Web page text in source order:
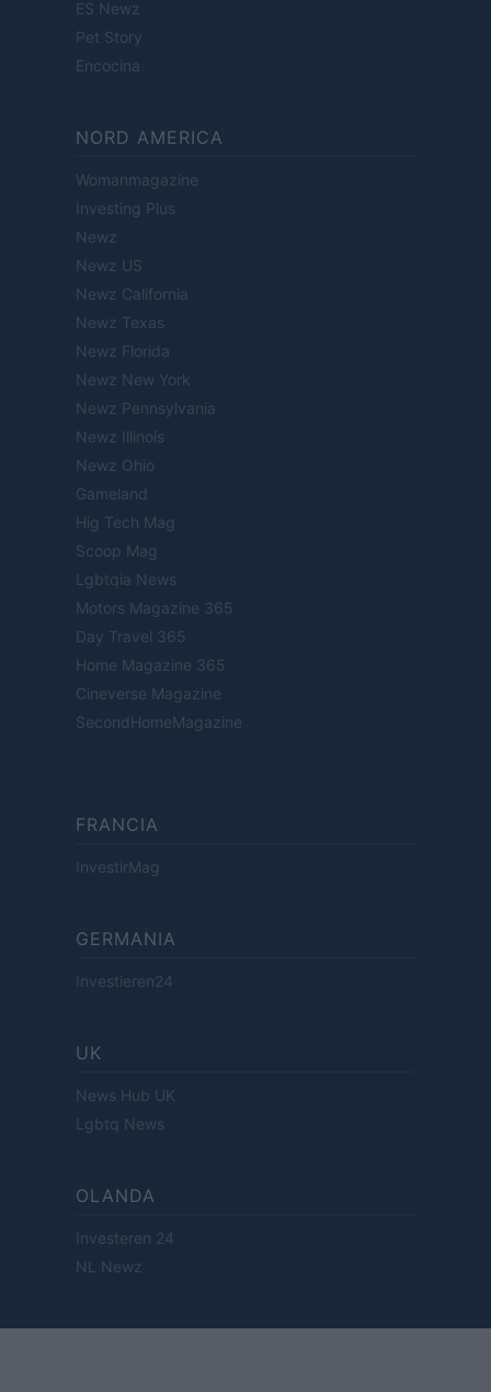
ES Newz
Pet Story
Encocina
NORD AMERICA
Womanmagazine
Investing Plus
Newz
Newz US
Newz California
Newz Texas
Newz Florida
Newz New York
Newz Pennsylvania
Newz Illinois
Newz Ohio
Gameland
Hig Tech Mag
Scoop Mag
Lgbtqia News
Motors Magazine 365
Day Travel 365
Home Magazine 365
Cineverse Magazine
SecondHomeMagazine
FRANCIA
InvestirMag
GERMANIA
Investieren24
UK
News Hub UK
Lgbtq News
OLANDA
Investeren 24
NL Newz